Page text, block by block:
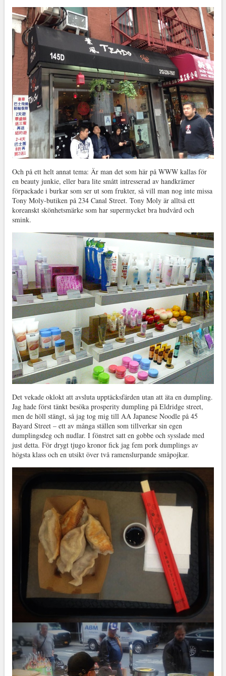
Och på ett helt annat tema: Är man det som här på WWW kallas för
en beauty junkie, eller bara lite smått intresserad av handkrämer
förpackade i burkar som ser ut som frukter, så vill man nog inte missa
Tony Moly-butiken på 234 Canal Street. Tony Moly är alltså ett
koreanskt skönhetsmärke som har supermycket bra hudvård och
smink.
Det vekade oklokt att avsluta upptäcksfärden utan att äta en dumpling.
Jag hade först tänkt besöka prosperity dumpling på Eldridge street,
men de höll stängt, så jag tog mig till AA Japanese Noodle på 45
Bayard Street – ett av många ställen som tillverkar sin egen
dumplingsdeg och nudlar. I fönstret satt en gobbe och sysslade med
just detta. För drygt tjugo kronor fick jag fem pork dumplings av
högsta klass och en utsikt över två ramenslurpande småpojkar.